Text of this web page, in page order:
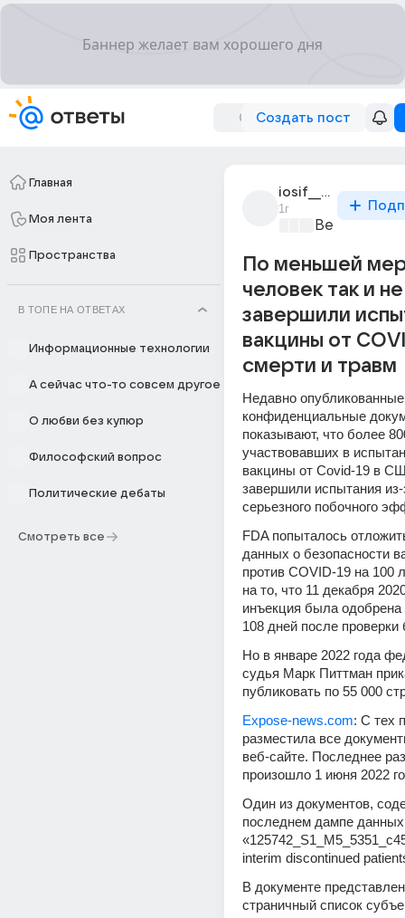
Создать пост
Главная
Моя лента
Пространства
В ТОПЕ НА ОТВЕТАХ
Информационные технологии
А сейчас что-то совсем другое
О любви без купюр
Философский вопрос
Политические дебаты
Смотреть все
iosif__stalin
1г
Вечный
По меньшей
человек так и не
завершили
вакцины от
смерти и травм
Недавно опубликованные
конфиденциальные
показывают, что более
участвовавших в
вакцины от Covid-19 в
завершили испытания
серьезного побочного
FDA попыталось
данных о безопасности
против COVID-19 на 100
на то, что 11 декабря
инъекция была одобрена
108 дней после проверки
Но в январе 2022 года
судья Марк Питтман
публиковать по 55 000
Expose-news.com: С тех
разместила все
веб-сайте. Последнее
произошло 1 июня 2022
Один из документов,
последнем дампе
interim discontinued
В документе
страничный список